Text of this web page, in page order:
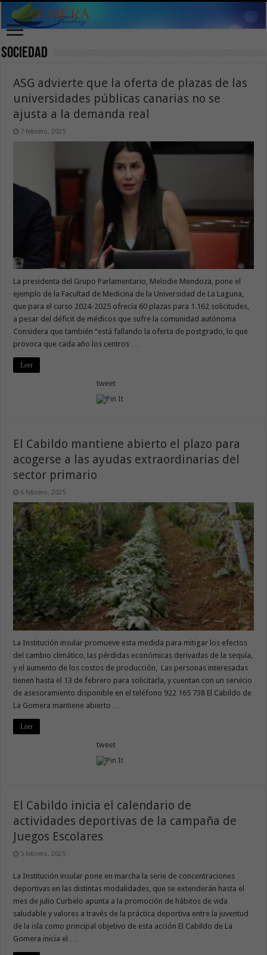
Sociedad
ASG advierte que la oferta de plazas de las
universidades públicas canarias no se
ajusta a la demanda real
7 febrero, 2025
La presidenta del Grupo Parlamentario, Melodie Mendoza, pone el
ejemplo de la Facultad de Medicina de la Universidad de La Laguna,
que para el curso 2024-2025 ofrecía 60 plazas para 1.162 solicitudes,
a pesar del déficit de médicos que sufre la comunidad autónoma
Considera que también “está fallando la oferta de postgrado, lo que
provoca que cada año los centros …
Leer
tweet
El Cabildo mantiene abierto el plazo para
acogerse a las ayudas extraordinarias del
sector primario
6 febrero, 2025
La Institución insular promueve esta medida para mitigar los efectos
del cambio climático, las pérdidas económicas derivadas de la sequía,
y el aumento de los costos de producción, Las personas interesadas
tienen hasta el 13 de febrero para solicitarla, y cuentan con un servicio
de asesoramiento disponible en el teléfono 922 165 738 El Cabildo de
La Gomera mantiene abierto …
Leer
tweet
El Cabildo inicia el calendario de
actividades deportivas de la campaña de
Juegos Escolares
5 febrero, 2025
La Institución insular pone en marcha la serie de concentraciones
deportivas en las distintas modalidades, que se extenderán hasta el
mes de julio Curbelo apunta a la promoción de hábitos de vida
saludable y valores a través de la práctica deportiva entre la juventud
de la isla como principal objetivo de esta acción El Cabildo de La
Gomera inicia el …